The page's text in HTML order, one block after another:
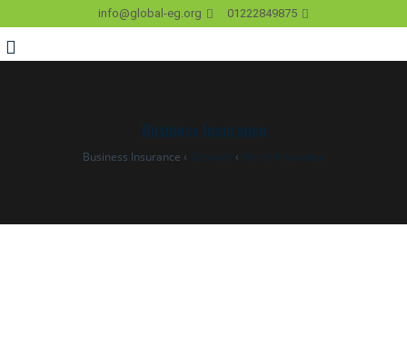
01222849875
info@global-eg.org
Business Insurance
Home Insurance
›
Services
›
Business Insurance